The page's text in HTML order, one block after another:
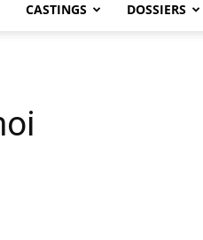
CASTINGS DOSSIERS